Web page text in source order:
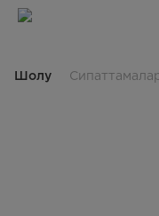
Midea
мультипісіргіш
Шолу